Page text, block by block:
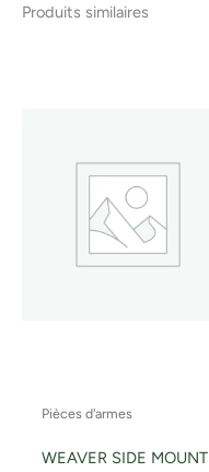
Produits similaires
Pièces d'armes
WEAVER SIDE MOUNT